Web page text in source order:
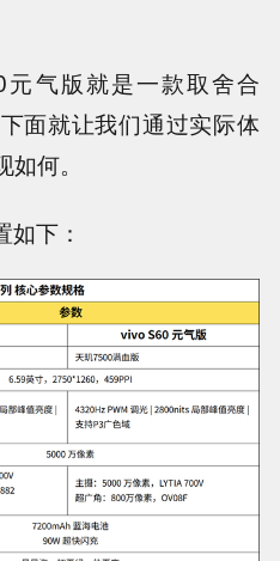
气版就是一款取舍合
面就让我们通过实际体
何。
下：